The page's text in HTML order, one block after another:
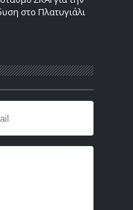
στο Πλατυγιάλι